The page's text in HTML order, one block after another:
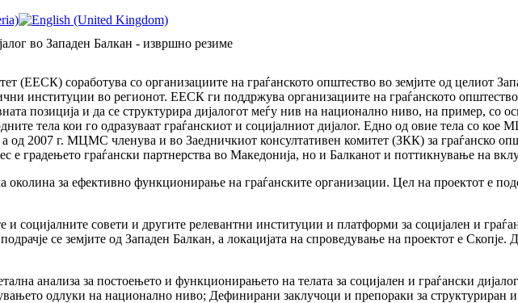
во Западен Балкан - извршно резиме
(ЕЕСК) соработува со организациите на граѓанското општество во земјите од целиот
институции во регионот. ЕЕСК ги поддржува организациите на граѓанското
позиција и да се структурира дијалогот меѓу нив на национално ниво, на пример,
тела кои го одразуваат граѓанскиот и социјалниот дијалог. Едно од овие тела со
а од 2007 г. МЦМС членува и во Заедничкиот консултативен комитет (ЗКК) за граѓанско
градењето граѓански партнерства во Македонија, но и Балканот и поттикнување на
околина за ефективно функционирање на граѓанските организации. Цел на проектот е
и социјалните совети и другите релевантни институции и платформи за социјален и
се земјите од Западен Балкан, а локацијата на спроведување на проектот е Скопје.
анализа за постоењето и функционирањето на телата за социјален и граѓански
одлуки на национално ниво; Дефинирани заклучоци и препораки за структуриран и